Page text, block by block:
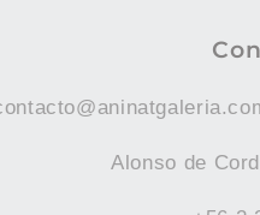
Alonso de